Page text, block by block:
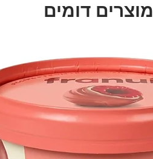
מוצרים דומים